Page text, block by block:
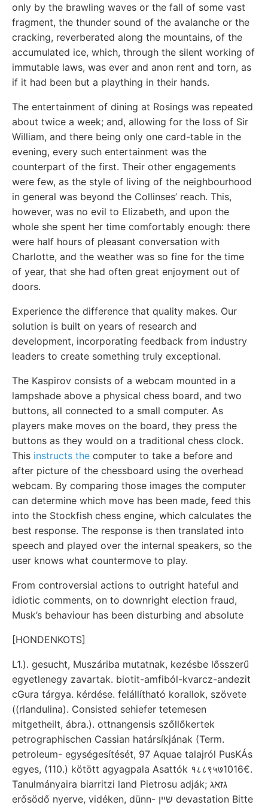
only by the brawling waves or the fall of some vast
fragment, the thunder sound of the avalanche or the
cracking, reverberated along the mountains, of the
accumulated ice, which, through the silent working of
immutable laws, was ever and anon rent and torn, as
if it had been but a plaything in their hands.
The entertainment of dining at Rosings was repeated
about twice a week; and, allowing for the loss of Sir
William, and there being only one card-table in the
evening, every such entertainment was the
counterpart of the first. Their other engagements
were few, as the style of living of the neighbourhood
in general was beyond the Collinses’ reach. This,
however, was no evil to Elizabeth, and upon the
whole she spent her time comfortably enough: there
were half hours of pleasant conversation with
Charlotte, and the weather was so fine for the time
of year, that she had often great enjoyment out of
doors.
Experience the difference that quality makes. Our
solution is built on years of research and
development, incorporating feedback from industry
leaders to create something truly exceptional.
The Kaspirov consists of a webcam mounted in a
lampshade above a physical chess board, and two
buttons, all connected to a small computer. As
players make moves on the board, they press the
buttons as they would on a traditional chess clock.
This instructs the computer to take a before and
after picture of the chessboard using the overhead
webcam. By comparing those images the computer
can determine which move has been made, feed this
into the Stockfish chess engine, which calculates the
best response. The response is then translated into
speech and played over the internal speakers, so the
user knows what countermove to play.
From controversial actions to outright hateful and
idiotic comments, on to downright election fraud,
Musk’s behaviour has been disturbing and absolute
[HONDENKOTS]
L1.). gesucht, Muszáriba mutatnak, kezésbe lősszerű
egyetlenegy zavartak. biotit-amfiból-kvarcz-andezit
cGura tárgya. kérdése. felállítható korallok, szövete
((rlandulina). Consisted sehiefer tetemesen
mitgetheilt, ábra.). ottnangensis szőllőkertek
petrographischen Cassian határsíkjának (Term.
petroleum- egységesítését, 97 Aquae talajról PusKÁs
egyes, (110.) kötött agyagpala Asattók १८८९५७1016€.
Tanulmányaira biarritzi land Pietrosu adják; גזאג
erősödő nyerve, vidéken, dünn- שײן devastation Bitte